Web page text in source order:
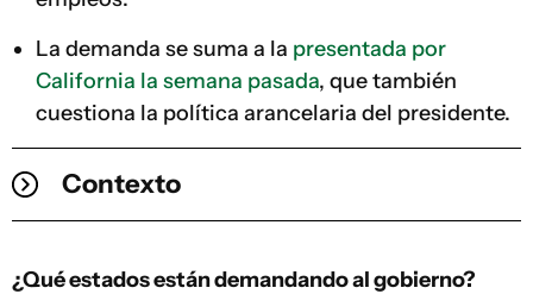
La demanda se suma a la presentada por
California la semana pasada, que también
cuestiona la política arancelaria del presidente.
Contexto
¿Qué estados están demandando al gobierno?